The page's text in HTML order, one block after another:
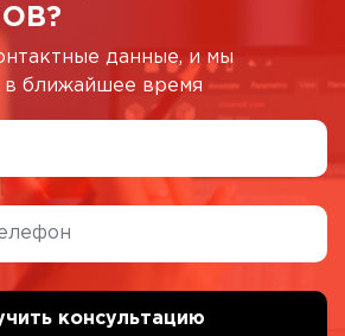
данные, и мы
в ближайшее время